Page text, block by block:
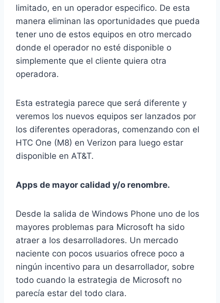
limitado, en un operador especifico. De esta
manera eliminan las oportunidades que pueda
tener uno de estos equipos en otro mercado
donde el operador no esté disponible o
simplemente que el cliente quiera otra
operadora.
Esta estrategia parece que será diferente y
veremos los nuevos equipos ser lanzados por
los diferentes operadoras, comenzando con el
HTC One (M8) en Verizon para luego estar
disponible en AT&T.
Apps de mayor calidad y/o renombre.
Desde la salida de Windows Phone uno de los
mayores problemas para Microsoft ha sido
atraer a los desarrolladores. Un mercado
naciente con pocos usuarios ofrece poco a
ningún incentivo para un desarrollador, sobre
todo cuando la estrategia de Microsoft no
parecía estar del todo clara.